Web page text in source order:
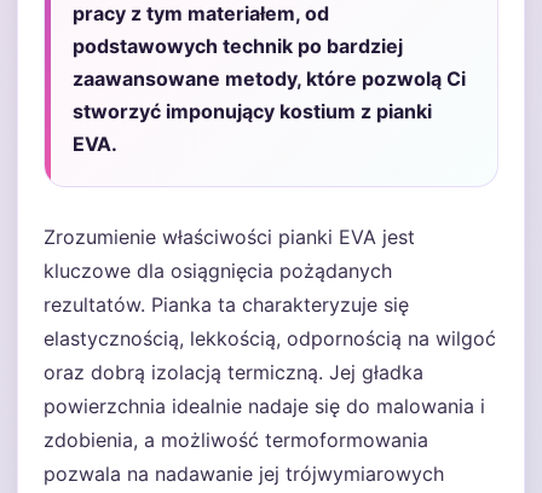
pracy z tym materiałem, od
podstawowych technik po bardziej
zaawansowane metody, które pozwolą Ci
stworzyć imponujący kostium z pianki
EVA.
Zrozumienie właściwości pianki EVA jest
kluczowe dla osiągnięcia pożądanych
rezultatów. Pianka ta charakteryzuje się
elastycznością, lekkością, odpornością na wilgoć
oraz dobrą izolacją termiczną. Jej gładka
powierzchnia idealnie nadaje się do malowania i
zdobienia, a możliwość termoformowania
pozwala na nadawanie jej trójwymiarowych